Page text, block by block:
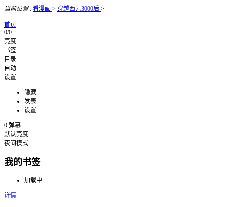
当前位置: 看漫画 > 穿越西元3000后 >
首页
0/0
亮度
书签
目录
自动
设置
隐藏
发表
设置
0 弹幕
默认亮度
夜间模式
我的书签
加载中...
详情